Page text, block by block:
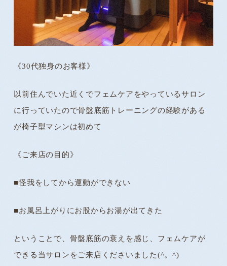
《30代独身のお客様》
以前住んでいた近くでフェムケアをやっているサロン
に行っていたので骨盤底筋トレーニングの経験がある
が椅子型マシンは初めて
《ご来店の目的》
■怪我をしてから運動ができない
■お風呂上がりにお股からお湯が出てきた
ということで、骨盤底筋の衰えを感じ、フェムケアが
できる当サロンをご来店くださいました(^。^)